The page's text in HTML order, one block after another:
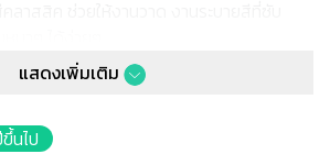
มารถล้างสีออกจากผิวหนัง หรือซักออก
และผนังบ้านที่ทาสีแล้ว!!ได้อีกด้วย
อกผ้าขาวคลอรีน บลีช ซักซ้ำอีกครั้ง
แสดงเพิ่มเติม
นไป